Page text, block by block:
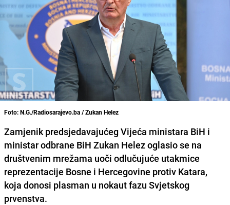
Foto: N.G./Radiosarajevo.ba / Zukan Helez
Zamjenik predsjedavajućeg Vijeća ministara BiH i
ministar odbrane BiH Zukan Helez oglasio se na
društvenim mrežama uoči odlučujuće utakmice
reprezentacije Bosne i Hercegovine protiv Katara,
koja donosi plasman u nokaut fazu Svjetskog
prvenstva.